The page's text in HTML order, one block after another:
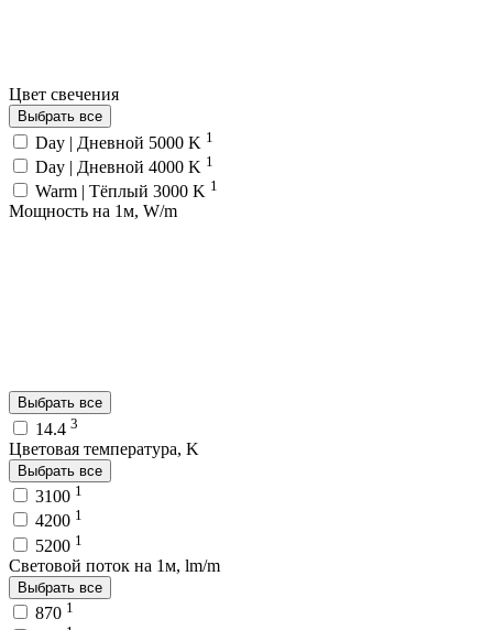
Цвет свечения
Выбрать все
Day | Дневной 5000 K 1
Day | Дневной 4000 K 1
Warm | Тёплый 3000 K 1
Мощность на 1м, W/m
Выбрать все
14.4 3
Цветовая температура, K
Выбрать все
3100 1
4200 1
5200 1
Световой поток на 1м, lm/m
Выбрать все
870 1